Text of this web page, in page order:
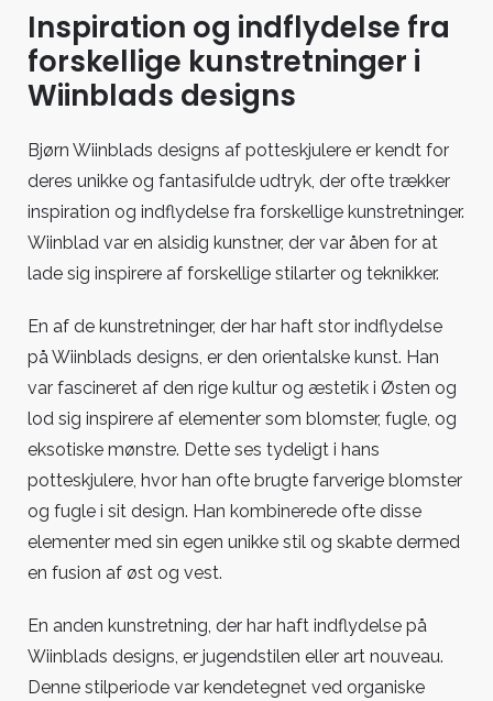
Inspiration og indflydelse fra
forskellige kunstretninger i
Wiinblads designs
Bjørn Wiinblads designs af potteskjulere er kendt for
deres unikke og fantasifulde udtryk, der ofte trækker
inspiration og indflydelse fra forskellige kunstretninger.
Wiinblad var en alsidig kunstner, der var åben for at
lade sig inspirere af forskellige stilarter og teknikker.
En af de kunstretninger, der har haft stor indflydelse
på Wiinblads designs, er den orientalske kunst. Han
var fascineret af den rige kultur og æstetik i Østen og
lod sig inspirere af elementer som blomster, fugle, og
eksotiske mønstre. Dette ses tydeligt i hans
potteskjulere, hvor han ofte brugte farverige blomster
og fugle i sit design. Han kombinerede ofte disse
elementer med sin egen unikke stil og skabte dermed
en fusion af øst og vest.
En anden kunstretning, der har haft indflydelse på
Wiinblads designs, er jugendstilen eller art nouveau.
Denne stilperiode var kendetegnet ved organiske